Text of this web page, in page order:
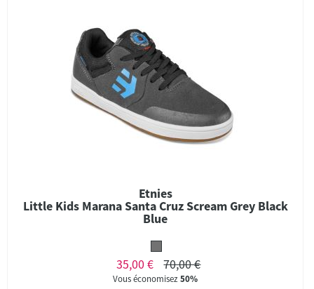
Etnies
Little Kids Marana Santa Cruz Scream Grey Black
Blue
35,00 € 70,00 €
Vous économisez50%